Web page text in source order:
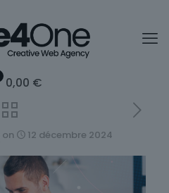
0,00 €
on 12 décembre 2024